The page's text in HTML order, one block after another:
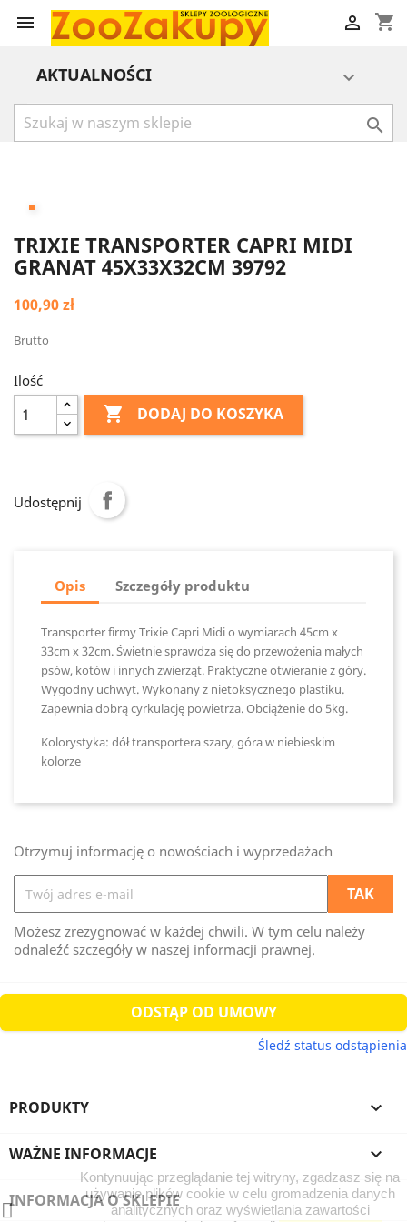
 shopping_cart

AKTUALNOŚCI 

TRIXIE TRANSPORTER CAPRI MIDI
GRANAT 45X33X32CM 39792
100,90 zł
Brutto
Ilość
 DODAJ DO KOSZYKA
Udostępnij
Opis Szczegóły produktu
Transporter firmy Trixie Capri Midi o wymiarach 45cm x
33cm x 32cm. Świetnie sprawdza się do przewożenia małych
psów, kotów i innych zwierząt. Praktyczne otwieranie z góry.
Wygodny uchwyt. Wykonany z nietoksycznego plastiku.
Zapewnia dobrą cyrkulację powietrza. Obciążenie do 5kg.
Kolorystyka: dół transportera szary, góra w niebieskim
kolorze
Otrzymuj informację o nowościach i wyprzedażach
Możesz zrezygnować w każdej chwili. W tym celu należy
odnaleźć szczegóły w naszej informacji prawnej.
ODSTĄP OD UMOWY
Śledź status odstąpienia
PRODUKTY 
WAŻNE INFORMACJE 
INFORMACJA O SKLEPIE
Kontynuując przeglądanie tej witryny, zgadzasz się na
używanie plików cookie w celu gromadzenia danych
analitycznych oraz wyświetlania zawartości